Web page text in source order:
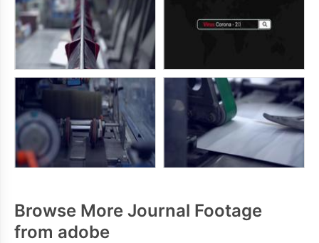
Browse More Journal Footage
from adobe